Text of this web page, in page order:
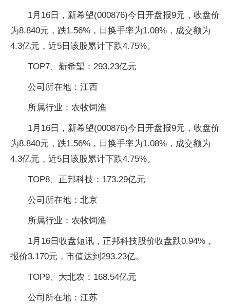
1月16日，新希望(000876)今日开盘报9元，收盘价
为8.840元，跌1.56%，日换手率为1.08%，成交额为
4.3亿元，近5日该股累计下跌4.75%。
TOP7、新希望：293.23亿元
公司所在地：江西
所属行业：农牧饲渔
1月16日，新希望(000876)今日开盘报9元，收盘价
为8.840元，跌1.56%，日换手率为1.08%，成交额为
4.3亿元，近5日该股累计下跌4.75%。
TOP8、正邦科技：173.29亿元
公司所在地：北京
所属行业：农牧饲渔
1月16日收盘短讯，正邦科技股价收盘跌0.94%，
报价3.170元，市值达到293.23亿。
TOP9、大北农：168.54亿元
公司所在地：江苏